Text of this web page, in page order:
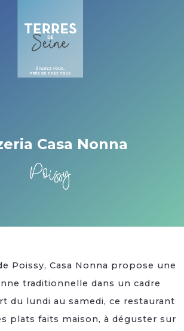
Casa Nonna
Poissy
Poissy, Casa Nonna propose une
traditionnelle dans un cadre
du lundi au samedi, ce restaurant
plats faits maison, à déguster sur